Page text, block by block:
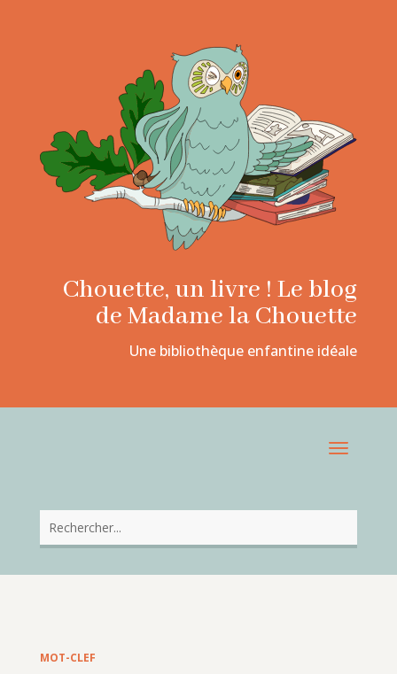
Chouette, un livre ! Le blog
de Madame la Chouette
Une bibliothèque enfantine idéale
MOT-CLEF